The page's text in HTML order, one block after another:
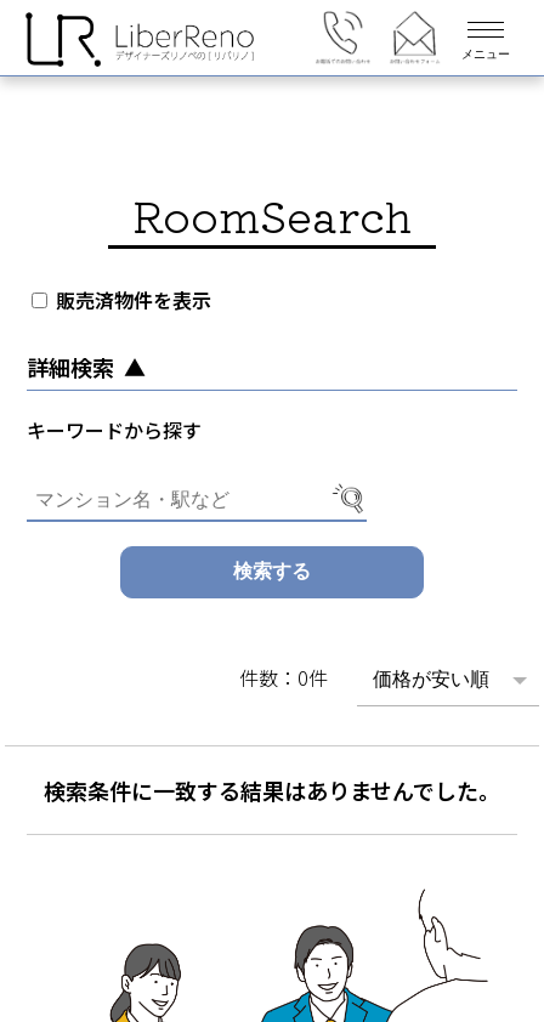
メニュー
RoomSearch
販売済物件を表示
詳細検索
キーワードから探す
件数：0件
検索条件に一致する結果はありませんでした。